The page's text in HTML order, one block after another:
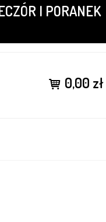
I PORANEK
0,00 zł